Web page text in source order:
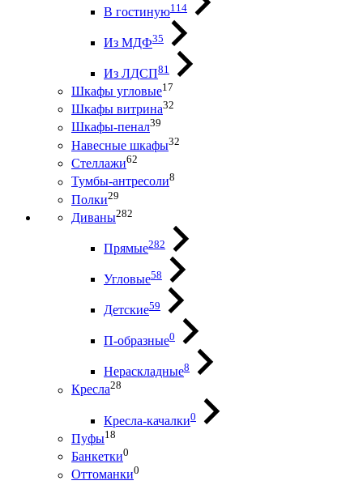
В гостиную114
Из МДФ35
Из ЛДСП81
Шкафы угловые17
Шкафы витрина32
Шкафы-пенал39
Навесные шкафы32
Стеллажи62
Тумбы-антресоли8
Полки29
Диваны282
Прямые282
Угловые58
Детские59
П-образные0
Нераскладные8
Кресла28
Кресла-качалки0
Пуфы18
Банкетки0
Оттоманки0